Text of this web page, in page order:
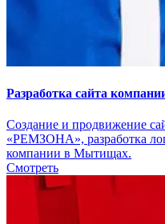
Разработка сайта
Создание и продвижение
«РЕМЗОНА», разработка
компании в Мытищах.
Смотреть